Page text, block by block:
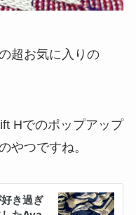
超お気に入りの
Hでのポップアップ
やつですね。